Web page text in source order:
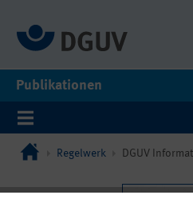
Publikationen
Regelwerk DGUV